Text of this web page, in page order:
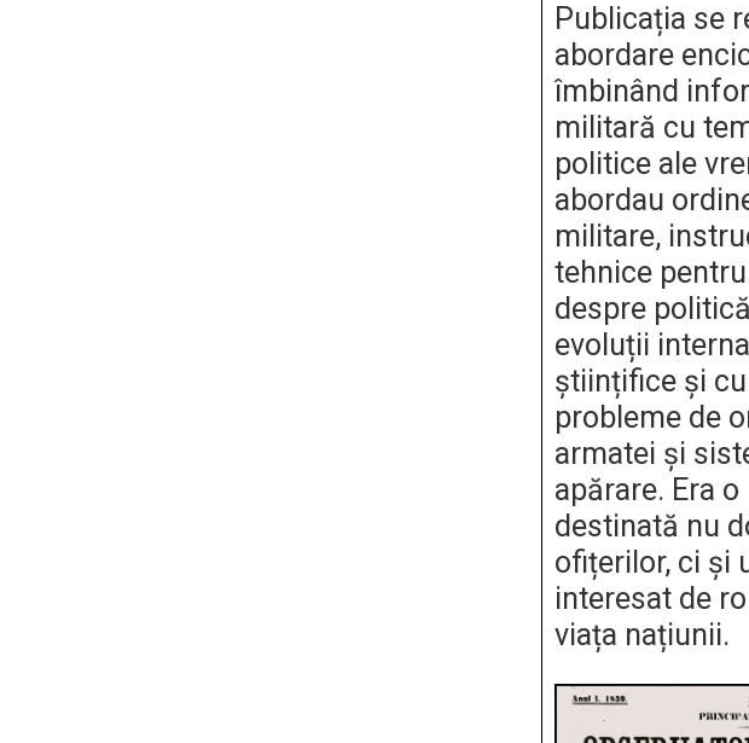
Publicația se
abordare
îmbinând
militară cu
politice ale
abordau
militare,
tehnice
despre
evoluții
științifice și
probleme de
armatei și
apărare. Era
destinată nu
ofițerilor, ci și
interesat de
viața națiunii.